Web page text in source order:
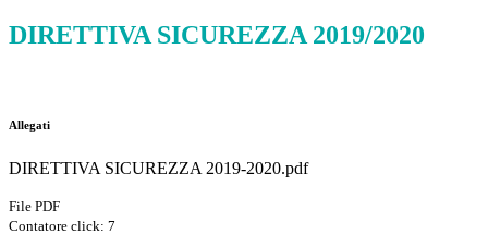
DIRETTIVA SICUREZZA 2019/2020
Allegati
DIRETTIVA SICUREZZA 2019-2020.pdf
File PDF
Contatore click: 7